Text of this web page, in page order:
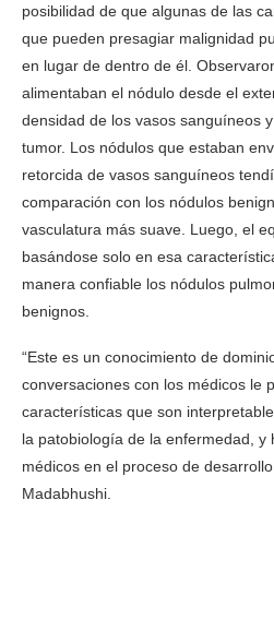
posibilidad de que algunas de las
que pueden presagiar malignidad
en lugar de dentro de él.
alimentaban el nódulo desde el
densidad de los vasos sanguíneos
tumor. Los nódulos que estaban
retorcida de vasos sanguíneos
comparación con los nódulos
vasculatura más suave. Luego, el
basándose solo en esa
manera confiable los nódulos
benignos.
“Este es un conocimiento de
conversaciones con los médicos le
características que son
la patobiología de la enfermedad, y
médicos en el proceso de
Madabhushi.